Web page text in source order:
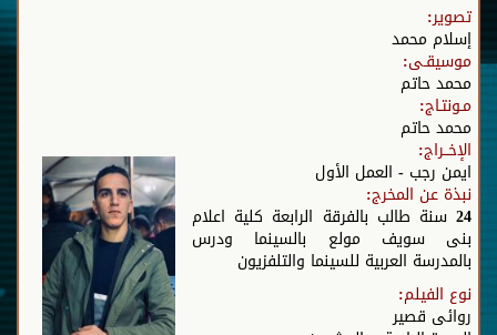
تصوير:
إسلام محمد
موسيقـى:
محمد حاتم
مـونتـاج:
محمد حاتم
الإخــراج:
ايمن رجب - العمل الأول
نبذة عن المخرج:
24 سنة طالب بالفرقة الرابعة كلية اعلام
بنى سويف مولع بالسينما ودرس
بالمدرسة العربية للسينما والتلفزيون
نوع الفيلم:
روائى قصير